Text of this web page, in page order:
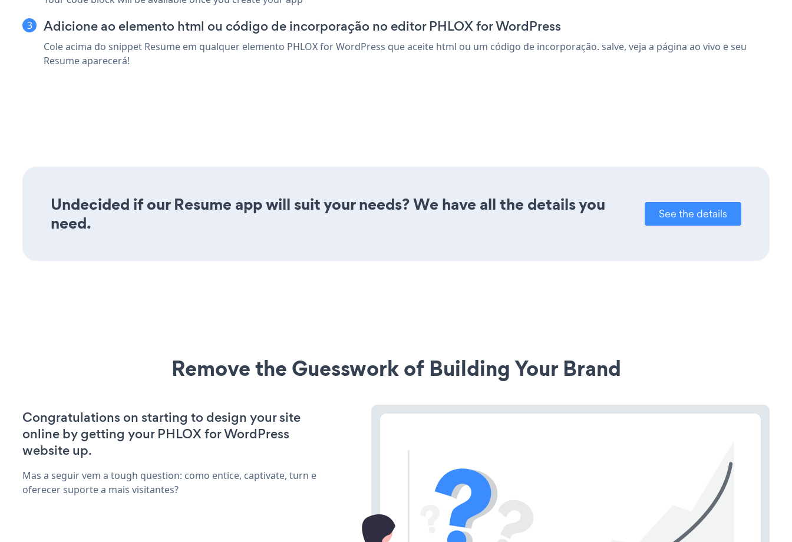
Adicione ao elemento html ou código de incorporação no editor PHLOX for WordPress
Cole acima do snippet Resume em qualquer elemento PHLOX for WordPress que aceite html ou um código de incorporação. salve, veja a página ao vivo e seu
Resume aparecerá!
Undecided if our Resume app will suit your needs? We have all the details you
need.
See the details
Remove the Guesswork of Building Your Brand
Congratulations on starting to design your site
online by getting your PHLOX for WordPress
website up.
Mas a seguir vem a tough question: como entice, captivate, turn e
oferecer suporte a mais visitantes?